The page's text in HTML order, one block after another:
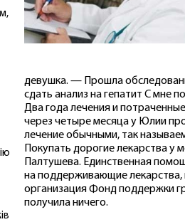
девушка. — Прошла
сдать анализ на гепатит С мне
Два года лечения и
через четыре месяца у Юлии
лечение обычными, так
Покупать дорогие лекарства
Палтушева. Единственная
на поддерживающие
организация Фонд поддержки
получила ничего.